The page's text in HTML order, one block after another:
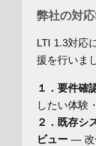
弊社の対応
LTI 1.3対応
援を行いま
１．要件確
したい体験
２．既存シ
ビュー― 改